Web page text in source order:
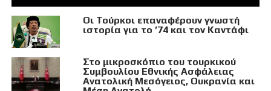
Οι Τούρκοι επαναφέρουν γνωστή
ιστορία για το ’74 και τον Καντάφι
Στο μικροσκόπιο του τουρκικού
Συμβουλίου Εθνικής Ασφάλειας
Ανατολική Μεσόγειος, Ουκρανία και